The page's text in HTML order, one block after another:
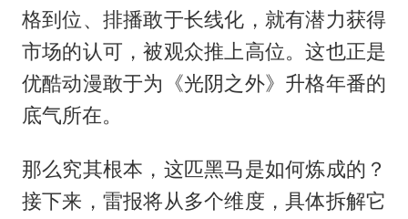
格到位、排播敢于长线化，就有潜力获得
市场的认可，被观众推上高位。这也正是
优酷动漫敢于为《光阴之外》升格年番的
底气所在。
那么究其根本，这匹黑马是如何炼成的？
接下来，雷报将从多个维度，具体拆解它